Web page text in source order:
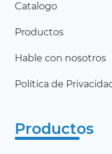
Catalogo
Productos
Hable con nosotros
Política de
Productos